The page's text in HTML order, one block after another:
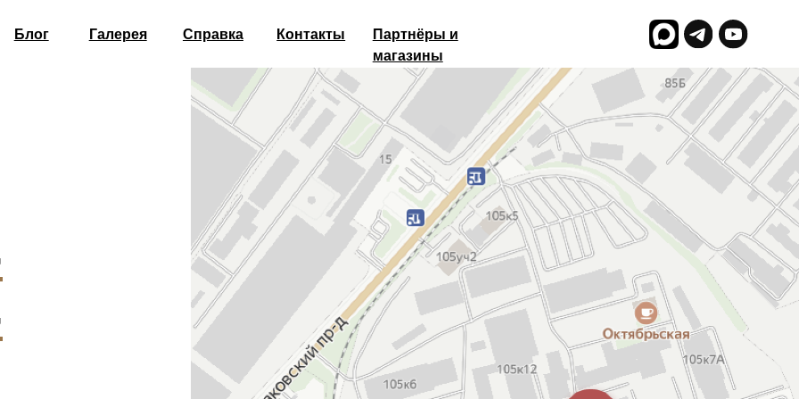
Справка
Галерея Партнёры и
Контакты